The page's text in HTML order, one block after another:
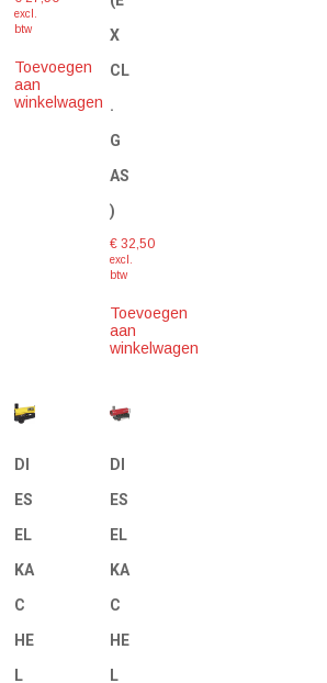
excl.
btw
Toevoegen
aan
winkelwagen
X
CL
.
G
AS
)
€32,50
excl.
btw
Toevoegen
aan
winkelwagen
DI
ES
EL
KA
C
HE
L
DI
ES
EL
KA
C
HE
L